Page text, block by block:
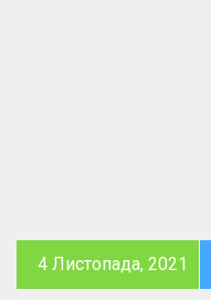
4 Листопада, 2021